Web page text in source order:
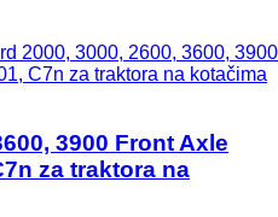
2000, 3000, 2600, 3600, 3900
C7n za traktora na kotačima
3900 Front Axle
za traktora na